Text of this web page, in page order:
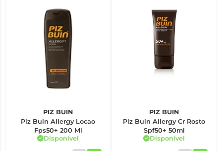
PIZ BUIN
Piz Buin Allergy Locao
Fps50+ 200 Ml
Disponível
PIZ BUIN
Piz Buin Allergy Cr Rosto
Spf50+ 50ml
Disponível